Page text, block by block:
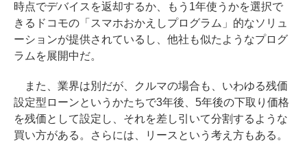
時点でデバイスを返却するか、もう1年使うかを選択で
きるドコモの「スマホおかえしプログラム」的なソリュ
ーションが提供されているし、他社も似たようなプログ
ラムを展開中だ。
また、業界は別だが、クルマの場合も、いわゆる残価
設定型ローンというかたちで3年後、5年後の下取り価格
を残価として設定し、それを差し引いて分割するような
買い方がある。さらには、リースという考え方もある。